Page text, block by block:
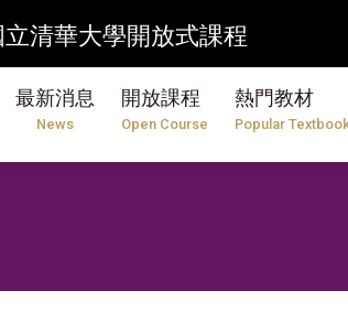
立清華大學開放式課程
最新消息
News
開放課程
Open Course
熱門教材
Popular